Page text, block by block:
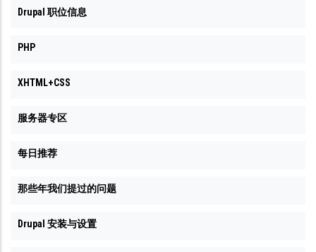
Drupal 职位信息
PHP
XHTML+CSS
服务器专区
每日推荐
那些年我们提过的问题
Drupal 安装与设置